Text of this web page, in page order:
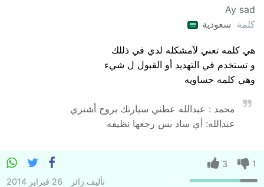
Ay sad
كلمة سعودية
هي كلمه تعني لآمشكله لدي في ذللك
و تستخدم في التهديد أو القبول ل شيء
وهي كلمه حساويه
محمد : عبدالله عطني سيارتك بروح أشتري
عبدالله: أي ساد بس رجعها نظيفه
1
3
تأليف زائر 26 فبراير 2014